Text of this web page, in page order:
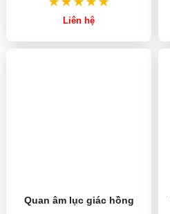
Liên hệ
Quan âm lục giác hồng